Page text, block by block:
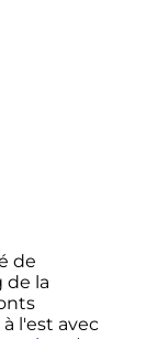
de
de la
l'est avec